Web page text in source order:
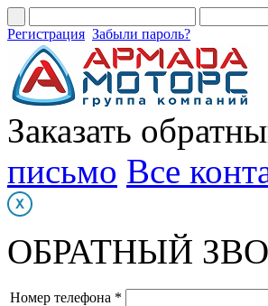
Регистрация Забыли пароль?
Заказать
письмо Все
ОБРАТНЫЙ
Номер телефона *